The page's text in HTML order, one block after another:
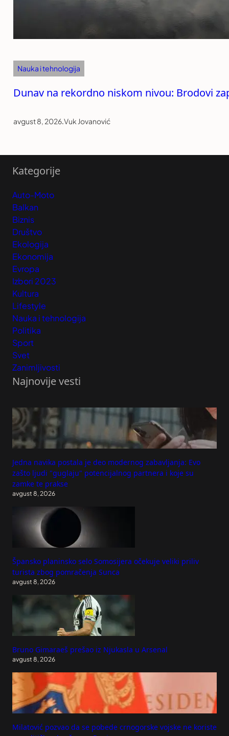
Nauka i tehnologija
Dunav na rekordno niskom nivou: Brodovi
avgust 8, 2026.Vuk Jovanović
Kategorije
Auto-Moto
Balkan
Biznis
Društvo
Ekologija
Ekonomija
Evropa
Izbori 2023
Kultura
Lifestyle
Nauka i tehnologija
Politika
Sport
Svet
Zanimljivosti
Najnovije vesti
Jedna navika postala je deo modernog zabavljanja: Evo
zašto ljudi "guglaju" potencijalnog partnera i koje su
zamke te prakse
avgust 8, 2026
Špansko planinsko selo Somosijera očekuje veliki priliv
turista zbog pomračenja Sunca
avgust 8, 2026
Bruno Gimaraeš prešao iz Njukasla u Arsenal
avgust 8, 2026
Milatović pozvao da se pobede crnogorske vojske ne koriste